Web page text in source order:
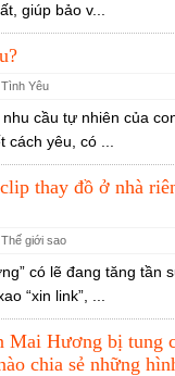
giúp bảo v...
Tình Yêu
cầu tự nhiên của
yêu, có ...
thay đồ ở nhà
Thế giới sao
có lẽ đang tăng tần
“xin link”, ...
Mai Hương bị tung
chia sẻ những